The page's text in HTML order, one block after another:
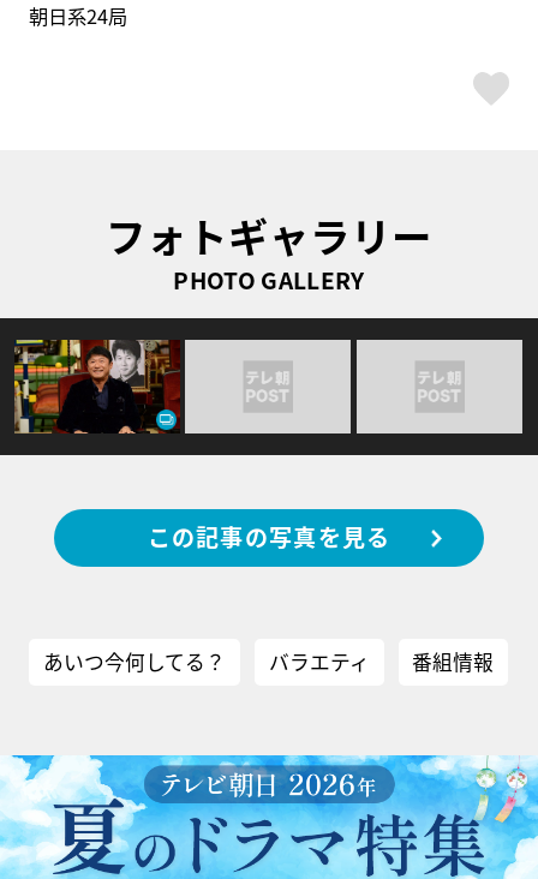
朝日系24局
フォトギャラリー
PHOTO GALLERY
この記事の写真を見る
あいつ今何してる？ バラエティ 番組情報